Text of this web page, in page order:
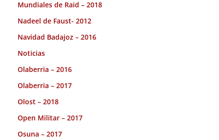
Mundiales de Raid – 2018
Nadeel de Faust- 2012
Navidad Badajoz – 2016
Noticias
Olaberria – 2016
Olaberria – 2017
Olost – 2018
Open Militar – 2017
Osuna – 2017